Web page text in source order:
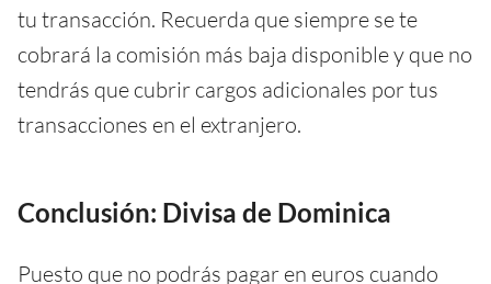
tu transacción. Recuerda que siempre se te
cobrará la comisión más baja disponible y que no
tendrás que cubrir cargos adicionales por tus
transacciones en el extranjero.
Conclusión: Divisa de Dominica
Puesto que no podrás pagar en euros cuando